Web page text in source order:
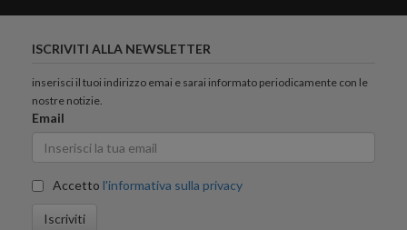
ISCRIVITI ALLA NEWSLETTER
inserisci il tuoi indirizzo emai e sarai informato periodicamente con le
nostre notizie.
Email
Accetto l'informativa sulla privacy
Iscriviti